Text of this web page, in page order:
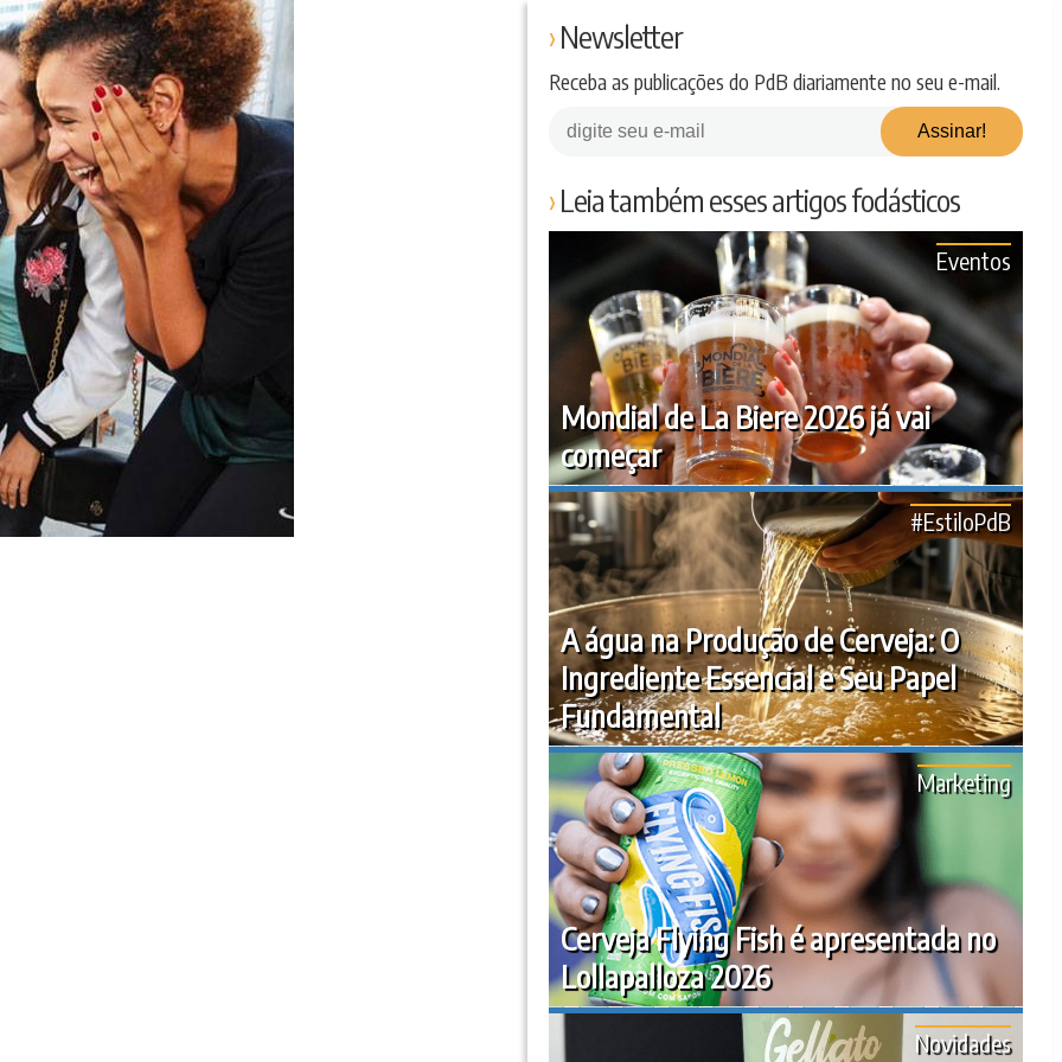
Newsletter
Receba as publicações do PdB diariamente no seu e-mail.
Leia também esses artigos fodásticos
Mondial de La Biere 2026 já vai
começar
Eventos
A água na Produção de Cerveja: O
Ingrediente Essencial e Seu Papel
Fundamental
#EstiloPdB
Cerveja Flying Fish é apresentada no
Lollapalloza 2026
Marketing
Novidades